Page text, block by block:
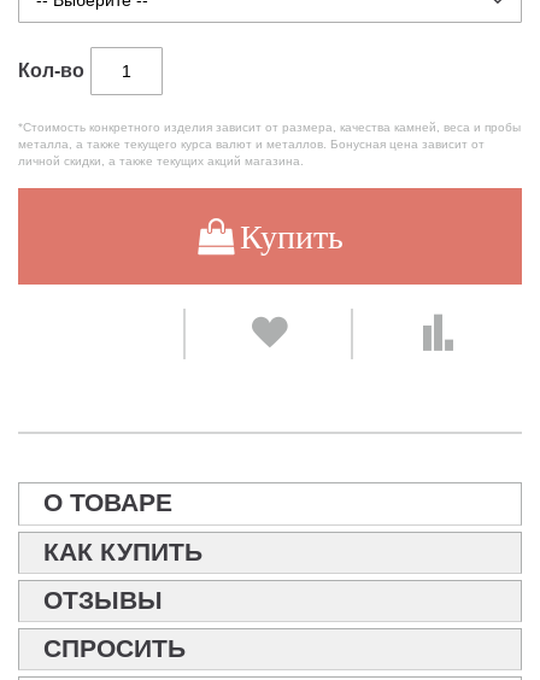
Кол-во
*Стоимость конкретного изделия зависит от размера, качества камней, веса и пробы
металла, а также текущего курса валют и металлов. Бонусная цена зависит от
личной скидки, а также текущих акций магазина.
Купить
О ТОВАРЕ
КАК КУПИТЬ
ОТЗЫВЫ
СПРОСИТЬ